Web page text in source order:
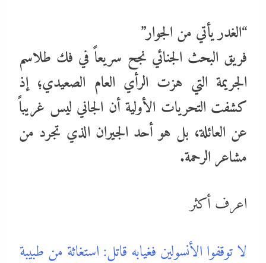
“​الغدر يأتي من الجوار”
​فريق البحث الجنائي نجح سريعاً في فك طلاسم
الجريمة التي هزت الرأي العام الصعيدي؛ إذ
كشفت التحريات الأولية أن الجاني ليس غريباً
عن العائلة، بل هو أحد الجيران الذي تجرد من
مشاعر الرحمة.
اعرف أكثر
لا توقفوا الأنسولين فغيابه قاتل: استغاثة من طبيبة